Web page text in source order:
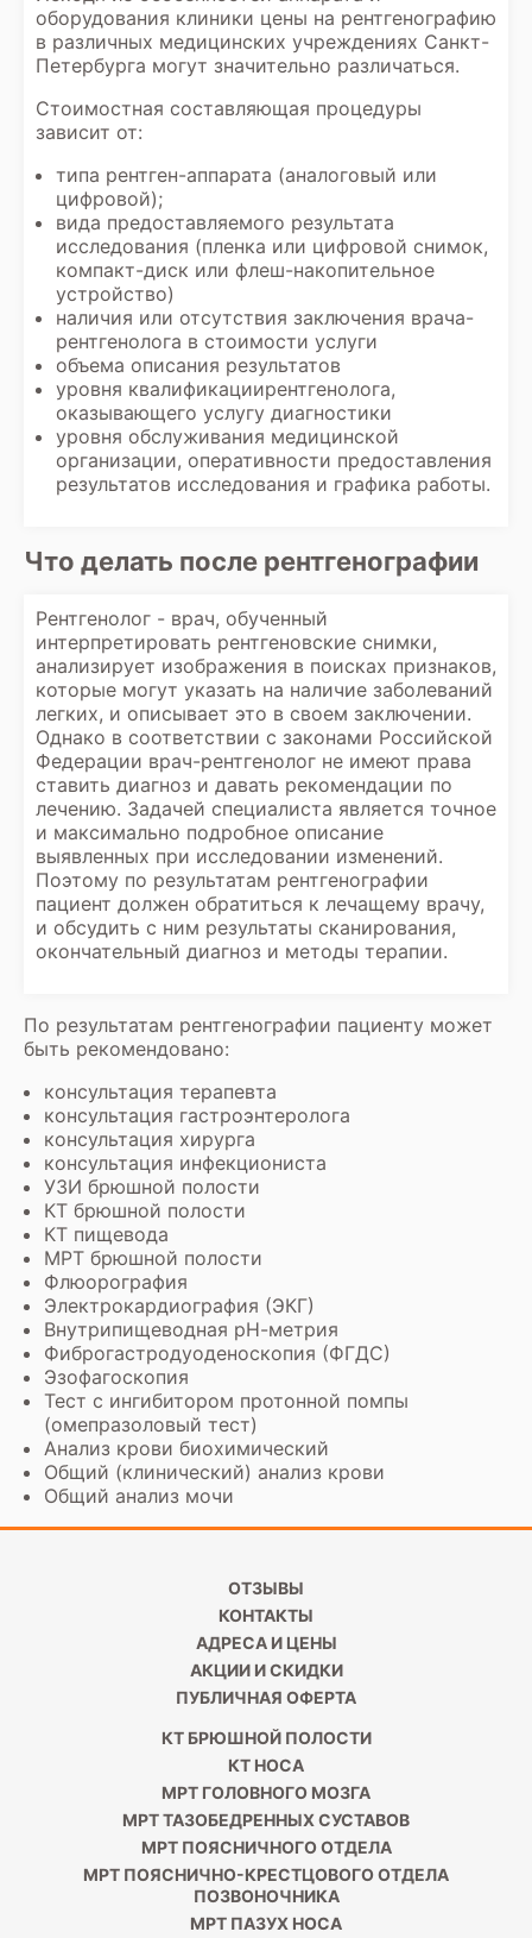
оборудования клиники цены на рентгенографию
в различных медицинских учреждениях Санкт-
Петербурга могут значительно различаться.
Стоимостная составляющая процедуры
зависит от:
типа рентген-аппарата (аналоговый или
цифровой);
вида предоставляемого результата
исследования (пленка или цифровой снимок,
компакт-диск или флеш-накопительное
устройство)
наличия или отсутствия заключения врача-
рентгенолога в стоимости услуги
объема описания результатов
уровня квалификациирентгенолога,
оказывающего услугу диагностики
уровня обслуживания медицинской
организации, оперативности предоставления
результатов исследования и графика работы.
Что делать после рентгенографии
Рентгенолог - врач, обученный
интерпретировать рентгеновские снимки,
анализирует изображения в поисках признаков,
которые могут указать на наличие заболеваний
легких, и описывает это в своем заключении.
Однако в соответствии с законами Российской
Федерации врач-рентгенолог не имеют права
ставить диагноз и давать рекомендации по
лечению. Задачей специалиста является точное
и максимально подробное описание
выявленных при исследовании изменений.
Поэтому по результатам рентгенографии
пациент должен обратиться к лечащему врачу,
и обсудить с ним результаты сканирования,
окончательный диагноз и методы терапии.
По результатам рентгенографии пациенту может
быть рекомендовано:
консультация терапевта
консультация гастроэнтеролога
консультация хирурга
консультация инфекциониста
УЗИ брюшной полости
КТ брюшной полости
КТ пищевода
МРТ брюшной полости
Флюорография
Электрокардиография (ЭКГ)
Внутрипищеводная рН-метрия
Фиброгастродуоденоскопия (ФГДС)
Эзофагоскопия
Тест с ингибитором протонной помпы
(омепразоловый тест)
Анализ крови биохимический
Общий (клинический) анализ крови
Общий анализ мочи
ОТЗЫВЫ
КОНТАКТЫ
АДРЕСА И ЦЕНЫ
АКЦИИ И СКИДКИ
ПУБЛИЧНАЯ ОФЕРТА
КТ БРЮШНОЙ ПОЛОСТИ
КТ НОСА
МРТ ГОЛОВНОГО МОЗГА
МРТ ТАЗОБЕДРЕННЫХ СУСТАВОВ
МРТ ПОЯСНИЧНОГО ОТДЕЛА
МРТ ПОЯСНИЧНО-КРЕСТЦОВОГО ОТДЕЛА
ПОЗВОНОЧНИКА
МРТ ПАЗУХ НОСА